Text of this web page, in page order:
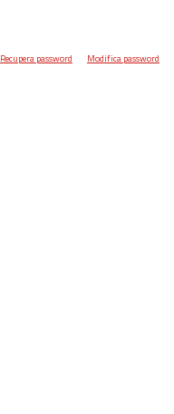
Recupera password Modifica password